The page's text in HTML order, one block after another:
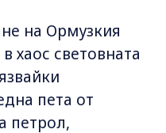
на Ормузкия
хаос световната
пета от
петрол,